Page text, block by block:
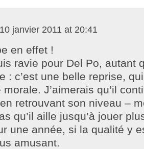
10 janvier 2011 at 20:41
en effet !
ravie pour Del Po, autant
: c’est une belle reprise,
morale. J’aimerais qu’il
retrouvant son niveau –
qu’il aille jusqu’à jouer
une année, si la qualité y
amusant.